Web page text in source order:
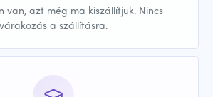
van, azt még ma kiszállítjuk. Nincs
várakozás a szállításra.